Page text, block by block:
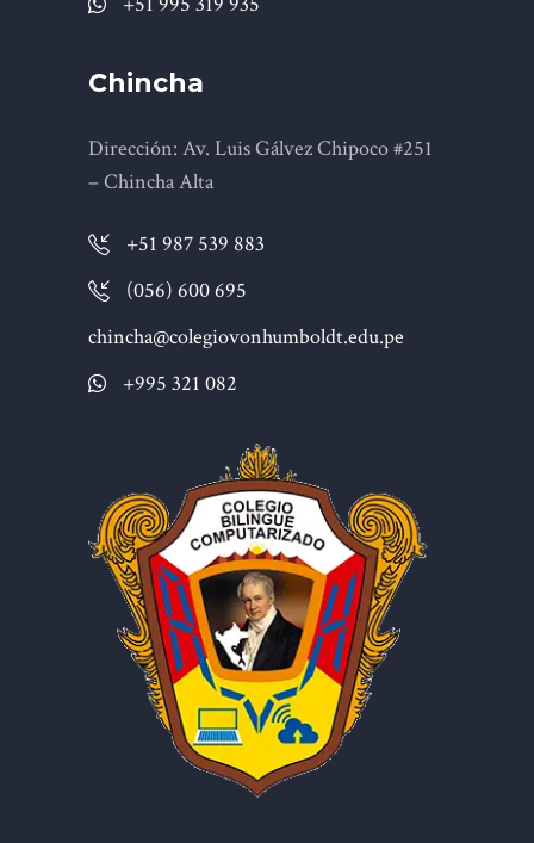
Chincha
Dirección: Av. Luis Gálvez Chipoco #251
– Chincha Alta
+51 987 539 883
(056) 600 695
chincha@colegiovonhumboldt.edu.pe
+995 321 082